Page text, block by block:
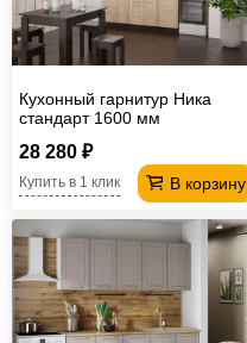
Кухонный гарнитур Ника
стандарт 1600 мм
28 280 ₽
В корзину
Купить в 1 клик